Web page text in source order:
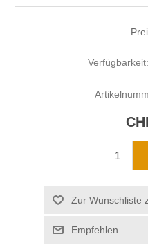
Verfügbarkeit: